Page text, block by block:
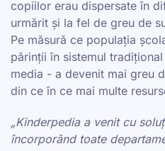
copiilor erau dispersate în
urmărit și la fel de greu de
Pe măsură ce populația
părinții în sistemul
media - a devenit mai greu
din ce în ce mai multe
„Kinderpedia a venit cu
încorporând toate